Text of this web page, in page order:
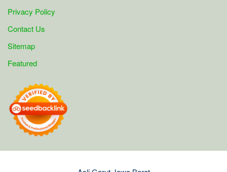
Privacy Policy
Contact Us
Sitemap
Featured